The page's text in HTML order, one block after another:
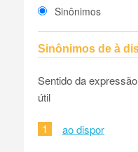
Sinônimos
Sinônimos de à
Sentido da
útil
1 ao dispor